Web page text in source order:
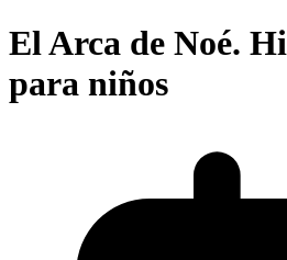
El Arca de Noé.
para niños